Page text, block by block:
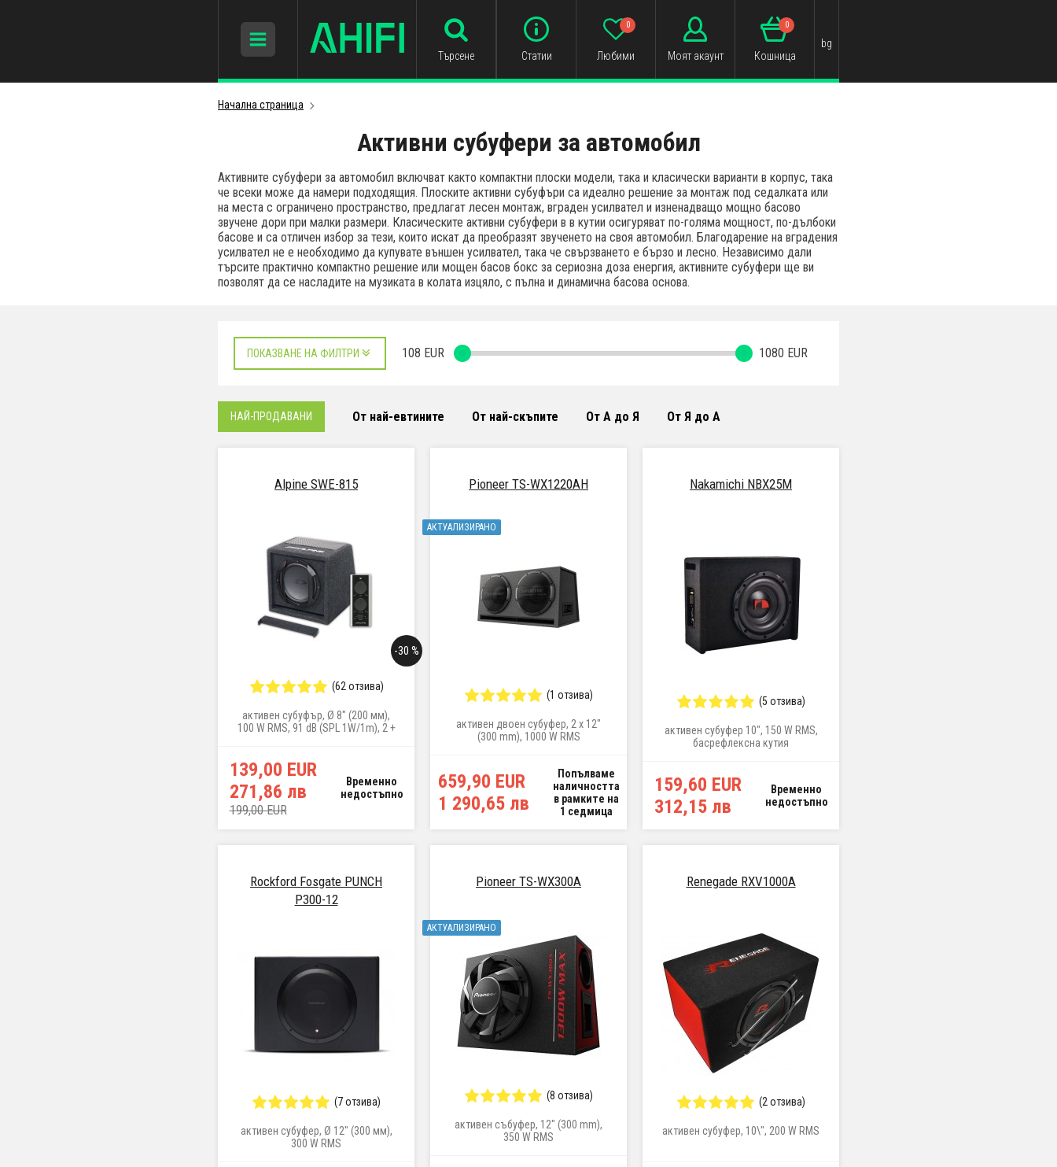
Търсене Статии Любими
0
Моят акаунт Кошница
0
bg
Начална страница
Активни субуфeри за автомобил
Активните субуфeри за автомобил включват както компактни плоски модели, така и класически варианти в корпус, така
че всеки може да намери подходящия. Плоските активни субуфъри са идеално решение за монтаж под седалката или
на места с ограничено пространствo, предлагат лесен монтаж, вграден усилвател и изненадващо мощно басово
звучене дори при малки размери. Класическите активни субуфeри в в кутии осигуряват по-голяма мощност, по-дълбоки
басове и са отличен избор за тези, които искат да преобразят звученето на своя автомобил. Благодарение на вградения
усилвател не е необходимо да купувате външен усилвател, така че свързването е бързо и лесно. Независимо дали
търсите практично компактно решение или мощен басов бокс за сериозна доза енергия, активните субуфeри ще ви
позволят да се насладите на музиката в колата изцяло, с пълна и динамична басова основа.
ПОКАЗВАНЕ НА ФИЛТРИ 108 EUR 1080 EUR
НАЙ-ПРОДАВАНИ От най-евтините От най-скъпите От А до Я От Я до А
Alpine SWE-815
-30 %
(62 отзива)
активен субуфър, Ø 8" (200 мм),
100 W RMS, 91 dB (SPL 1W/1m), 2 +
139,00 EUR
271,86 лв
199,00 EUR
Временно
недостъпно
Pioneer TS-WX1220AH
АКТУАЛИЗИРАНО
(1 отзива)
активен двоен субуфер, 2 x 12"
(300 mm), 1000 W RMS
659,90 EUR
1 290,65 лв
Попълваме
наличността
в рамките на
1 седмица
Nakamichi NBX25M
(5 отзива)
активен субуфер 10", 150 W RMS,
басрефлексна кутия
159,60 EUR
312,15 лв
Временно
недостъпно
Rockford Fosgate PUNCH
P300-12
(7 отзива)
активен субуфер, Ø 12" (300 мм),
300 W RMS
Pioneer TS-WX300A
АКТУАЛИЗИРАНО
(8 отзива)
активен събуфер, 12" (300 mm),
350 W RMS
Renegade RXV1000A
(2 отзива)
активен субуфер, 10\", 200 W RMS